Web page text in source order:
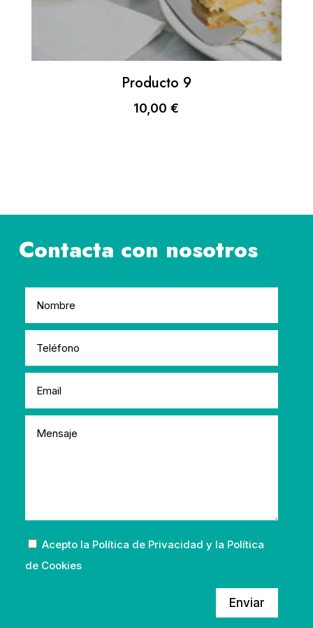
Producto 9
10,00€
Contacta con nosotros
Acepto la Política de Privacidad y la Política
de Cookies
Enviar